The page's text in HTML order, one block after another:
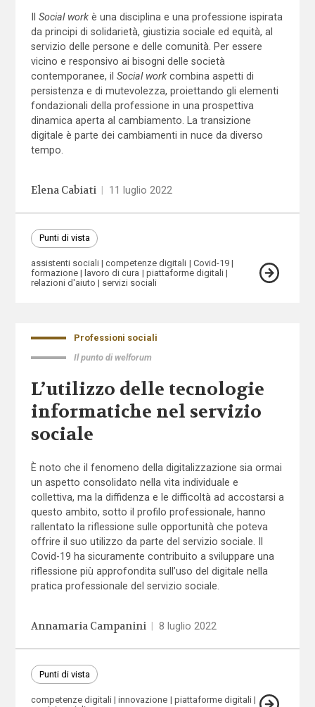
Social workè una disciplina e una professione ispirata
da principi di solidarietà, giustizia sociale ed equità, al
servizio delle persone e delle comunità. Per essere
vicino e responsivo ai bisogni delle società
contemporanee, il Social workcombina aspetti di
persistenza e di mutevolezza, proiettando gli elementi
fondazionali della professione in una prospettiva
dinamica aperta al cambiamento. La transizione
digitale è parte dei cambiamenti in nuce da diverso
tempo.
Elena Cabiati | 11 luglio 2022
Punti di vista
assistenti sociali competenze digitali
Covid-19
formazione
lavoro di cura
piattaforme digitali
relazioni d'aiuto
servizi sociali
Professioni sociali
Il punto di welforum
L’utilizzo delle tecnologie
informatiche nel servizio
sociale
È noto che il fenomeno della digitalizzazione sia ormai
un aspetto consolidato nella vita individuale e
collettiva, ma la diffidenza e le difficoltà ad accostarsi a
questo ambito, sotto il profilo professionale, hanno
rallentato la riflessione sulle opportunità che poteva
offrire il suo utilizzo da parte del servizio sociale. Il
Covid-19 ha sicuramente contribuito a sviluppare una
riflessione più approfondita sull’uso del digitale nella
pratica professionale del servizio sociale.
Annamaria Campanini 8 luglio 2022
Punti di vista
competenze digitali innovazione
piattaforme digitali